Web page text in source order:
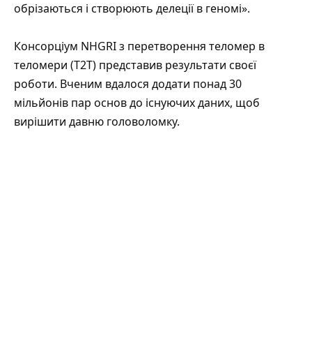
обрізаються і створюють делеції в геномі».
Консорціум NHGRI з перетворення теломер в
теломери (T2T) представив результати своєї
роботи. Вченим вдалося додати понад 30
мільйонів пар основ до існуючих даних, щоб
вирішити давню головоломку.